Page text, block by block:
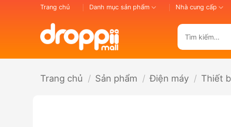
Trang chủ Danh mục sản phẩm Nhà cung cấp
kiếm:
Trang chủ / Sản phẩm / Điện máy / Thiết